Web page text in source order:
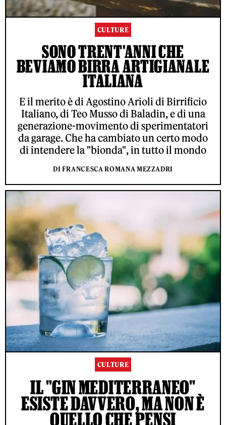
CULTURE
SONO TRENT'ANNI CHE
BEVIAMO BIRRA ARTIGIANALE
ITALIANA
E il merito è di Agostino Arioli di Birrificio
Italiano, di Teo Musso di Baladin, e di una
generazione-movimento di sperimentatori
da garage. Che ha cambiato un certo modo
di intendere la "bionda", in tutto il mondo
DI FRANCESCA ROMANA MEZZADRI
CULTURE
IL "GIN MEDITERRANEO"
ESISTE DAVVERO, MA NON È
QUELLO CHE PENSI